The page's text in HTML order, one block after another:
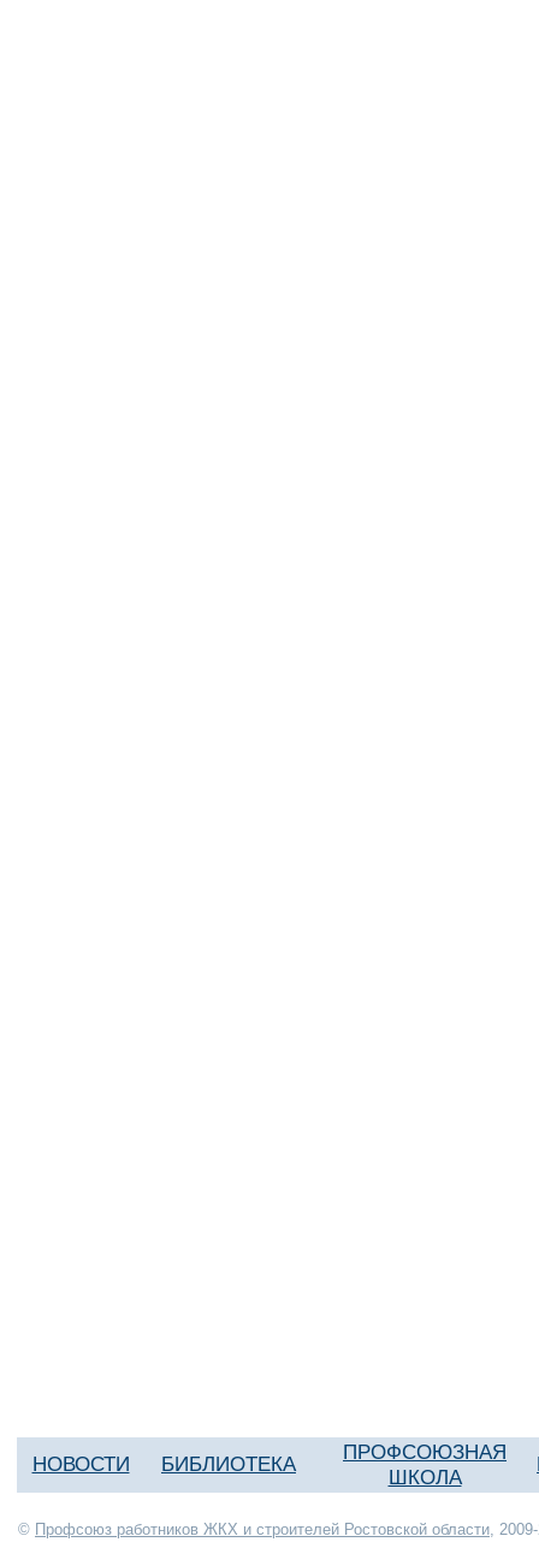
НОВОСТИ БИБЛИОТЕКА
ПРОФСОЮЗНАЯ
ШКОЛА
© Профсоюз работников ЖКХ и строителей Ростовской области,